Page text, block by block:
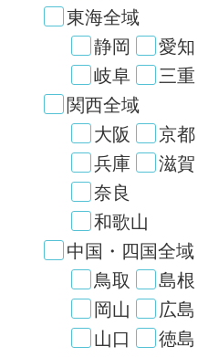
東海全域
静岡
愛知
岐阜
三重
関西全域
大阪
京都
兵庫
滋賀
奈良
和歌山
中国・四国全域
鳥取
島根
岡山
広島
山口
徳島